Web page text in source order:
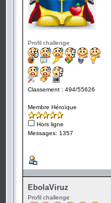
Profil challenge
Classement : 494/55626
Membre Héroïque
Hors ligne
Messages: 1357
EbolaViruz
Profil challenge